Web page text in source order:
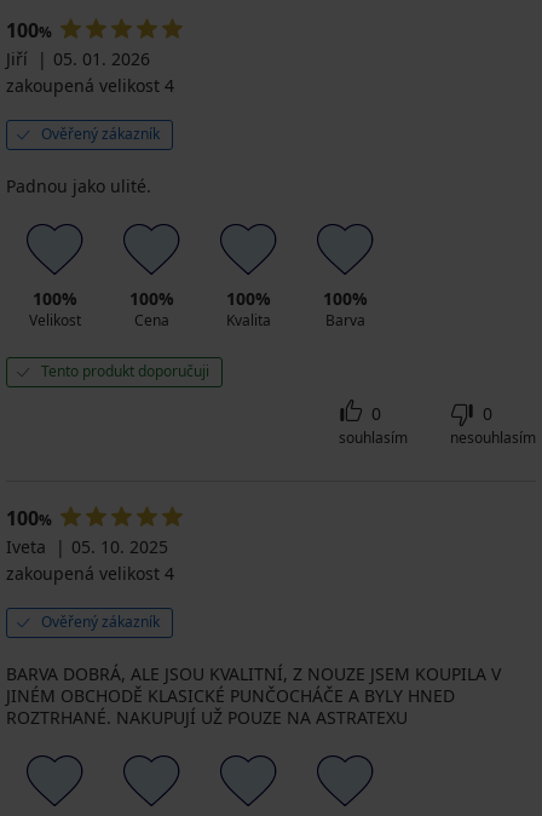
100%
Jiří
05. 01. 2026
zakoupená velikost 4
Ověřený zákazník
Padnou jako ulité.
100%
Velikost
100%
Cena
100%
Kvalita
100%
Barva
Tento produkt doporučuji
0
souhlasím
0
nesouhlasím
100%
Iveta
05. 10. 2025
zakoupená velikost 4
Ověřený zákazník
BARVA DOBRÁ, ALE JSOU KVALITNÍ, Z NOUZE JSEM KOUPILA V
JINÉM OBCHODĚ KLASICKÉ PUNČOCHÁČE A BYLY HNED
ROZTRHANÉ. NAKUPUJÍ UŽ POUZE NA ASTRATEXU